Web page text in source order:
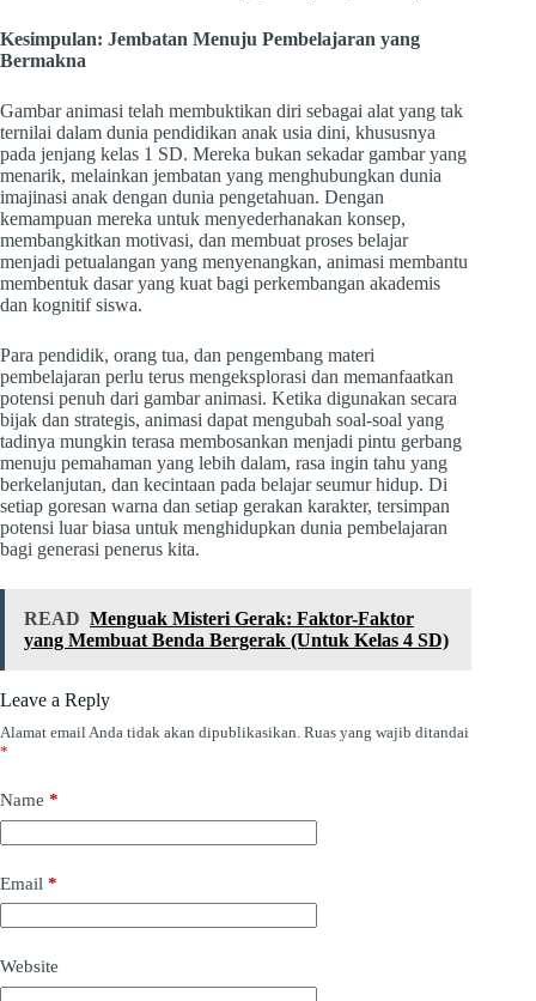
Kesimpulan: Jembatan Menuju Pembelajaran yang
Bermakna
Gambar animasi telah membuktikan diri sebagai alat yang tak
ternilai dalam dunia pendidikan anak usia dini, khususnya
pada jenjang kelas 1 SD. Mereka bukan sekadar gambar yang
menarik, melainkan jembatan yang menghubungkan dunia
imajinasi anak dengan dunia pengetahuan. Dengan
kemampuan mereka untuk menyederhanakan konsep,
membangkitkan motivasi, dan membuat proses belajar
menjadi petualangan yang menyenangkan, animasi membantu
membentuk dasar yang kuat bagi perkembangan akademis
dan kognitif siswa.
Para pendidik, orang tua, dan pengembang materi
pembelajaran perlu terus mengeksplorasi dan memanfaatkan
potensi penuh dari gambar animasi. Ketika digunakan secara
bijak dan strategis, animasi dapat mengubah soal-soal yang
tadinya mungkin terasa membosankan menjadi pintu gerbang
menuju pemahaman yang lebih dalam, rasa ingin tahu yang
berkelanjutan, dan kecintaan pada belajar seumur hidup. Di
setiap goresan warna dan setiap gerakan karakter, tersimpan
potensi luar biasa untuk menghidupkan dunia pembelajaran
bagi generasi penerus kita.
READ Menguak Misteri Gerak: Faktor-Faktor
yang Membuat Benda Bergerak (Untuk Kelas 4 SD)
Leave a Reply
Alamat email Anda tidak akan dipublikasikan. Ruas yang wajib ditandai
*
Name *
Email *
Website